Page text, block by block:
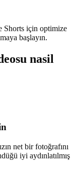
Shorts için optimize
başlayın.
nasil
net bir fotoğrafını
iyi aydınlatılmış